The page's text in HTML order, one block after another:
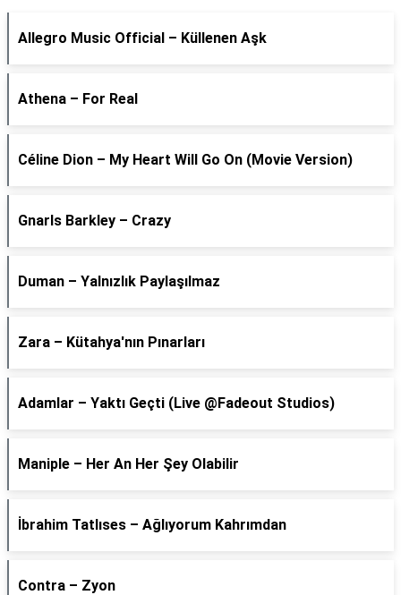
Allegro Music Official – Küllenen Aşk
Athena – For Real
Céline Dion – My Heart Will Go On (Movie Version)
Gnarls Barkley – Crazy
Duman – Yalnızlık Paylaşılmaz
Zara – Kütahya'nın Pınarları
Adamlar – Yaktı Geçti (Live @Fadeout Studios)
Maniple – Her An Her Şey Olabilir
İbrahim Tatlıses – Ağlıyorum Kahrımdan
Contra – Zyon